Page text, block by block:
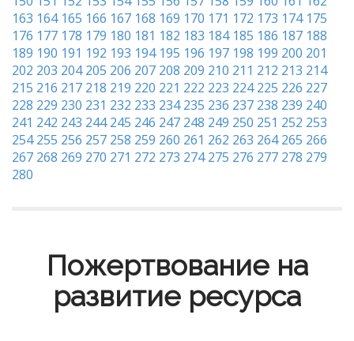
163 164 165 166 167 168 169 170 171 172 173 174 175
176 177 178 179 180 181 182 183 184 185 186 187 188
189 190 191 192 193 194 195 196 197 198 199 200 201
202 203 204 205 206 207 208 209 210 211 212 213 214
215 216 217 218 219 220 221 222 223 224 225 226 227
228 229 230 231 232 233 234 235 236 237 238 239 240
241 242 243 244 245 246 247 248 249 250 251 252 253
254 255 256 257 258 259 260 261 262 263 264 265 266
267 268 269 270 271 272 273 274 275 276 277 278 279
280
Пожертвование на
развитие ресурса